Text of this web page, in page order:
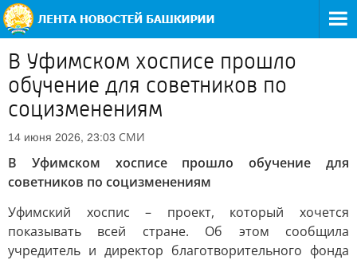
В Уфимском хосписе прошло
обучение для советников по
социзменениям
14 июня 2026, 23:03 СМИ
В Уфимском хосписе прошло обучение для
советников по социзменениям
Уфимский хоспис – проект, который хочется
показывать всей стране. Об этом сообщила
учредитель и директор благотворительного фонда